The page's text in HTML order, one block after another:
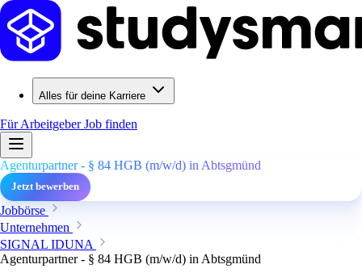
Alles für deine Karriere
Für ArbeitgeberJob finden
Agenturpartner - § 84 HGB (m/w/d) in Abtsgmünd
Jetzt bewerben
Jobbörse
Unternehmen
SIGNAL IDUNA
Agenturpartner - § 84 HGB (m/w/d) in Abtsgmünd